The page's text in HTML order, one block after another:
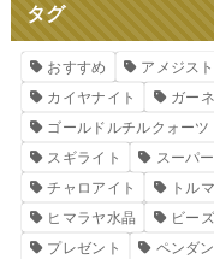
タグ
おすすめ アメジスト
カイヤナイト
ガー
ゴールドルチルクォーツ
スギライト
スーパ
チャロアイト
トル
ヒマラヤ水晶
ビーズ
プレゼント
ペンダ